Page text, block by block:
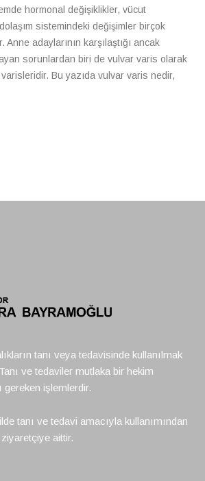
hormonal değişiklikler, vücut
dolaşım sistemindeki değişimler birçok
adaylarının karşılaştığı ancak
sorunlardan biri de vulvar varis olarak
Bu yazıda vulvar varis nedir,
tanı veya tedavisinde kullanılmak
ve tedaviler mutlaka bir hekim
gereken işlemlerdir.
tanı ve tedavi amacıyla kullanımından
aittir.